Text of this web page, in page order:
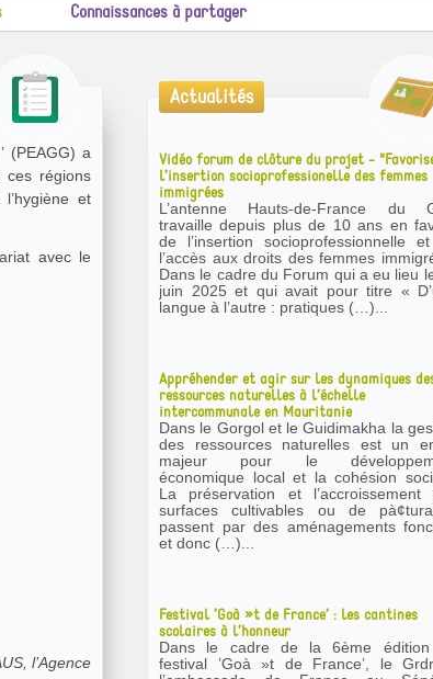
Connaissances à partager
(PEAGG) a
ces régions
et
avec le
l’Agence
Actualités
Vidéo forum de clôture du projet -
l’insertion socioprofessionelle des femmes
immigrées
L’antenne Hauts-de-France du
travaille depuis plus de 10 ans en
de l’insertion socioprofessionnelle
l’accès aux droits des femmes
Dans le cadre du Forum qui a eu lieu
juin 2025 et qui avait pour titre «
langue à l’autre : pratiques (…)...
Appréhender et agir sur les dynamiques
ressources naturelles à l’échelle
intercommunale en Mauritanie
Dans le Gorgol et le Guidimakha la
des ressources naturelles est un
majeur pour le
économique local et la cohésion
La préservation et l’accroissement
surfaces cultivables ou de
passent par des aménagements
et donc (…)...
Festival ’Goà »t de France’ : les cantines
scolaires à l’honneur
Dans le cadre de la 6ème
festival ’Goà »t de France’, le